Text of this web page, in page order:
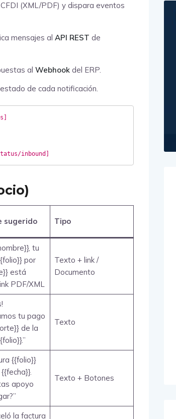
(XML/PDF) y dispara eventos
mensajes al API REST de
al Webhook del ERP.
de cada notificación.
sugerido Tipo
tu
por
está
PDF/XML
Texto + link /
Documento
tu pago
de la
Texto
{{folio}}
apoyo
Texto + Botones
la factura